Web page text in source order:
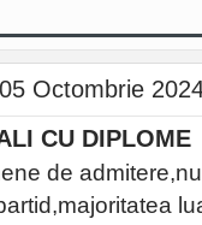
Octombrie
CU DIPLOME
de